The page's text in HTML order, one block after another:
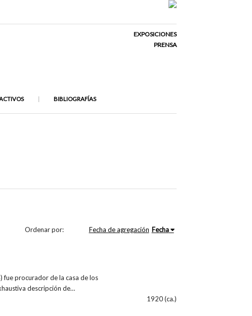
EXPOSICIONES
PRENSA
BIBLIOGRAFÍAS
Ordenar por: Fecha de agregación Fecha
procurador de la casa de los
descripción de…
1920 (ca.)